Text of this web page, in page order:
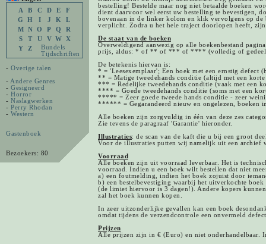
A
B C D E
F
G
H I J K
L
M
N O P Q
R
S
T U V W
X
Y
Z
Bundels
Tijdschriften
- Overige talen
- Andere Genres
- Gesigneerd
- Horror
- Naslagwerken
- Perry Rhodan
- Western
Gastenboek
Bezoekers: 80
bestelling! Bestelde maar nog niet betaalde boeken
dient daarvoor wel eerst uw bestelling te bevestigen,
bovenaan in de linker kolom en klik vervolgens op
verplicht. Zodra u het hele traject doorlopen heeft,
De staat van de boeken
Overweldigend aanwezig op alle boekenbestand
prijs, aldus: * of ** of *** of **** (volledig of
De betekenis hiervan is:
* = 'Leesexemplaar'; Een boek met een ernstig defect
** = Matige tweedehands conditie (altijd met een
*** = Redelijke tweedehands conditie (vaak met een
**** = Goede tweedehands conditie (soms met een
***** = Zeer goede tweede hands conditie - zeer
****** = Gegarandeerd nieuw en ongelezen, boeken
Alle boeken zijn zorgvuldig in één van deze zes
Zie tevens de paragraaf 'Garantie' hieronder.
Illustraties: de scan van de kaft die u bij een groot
Voor de illustraties putten wij namelijk uit een archief
Voorraad
Alle boeken zijn uit voorraad leverbaar. Het is
voorraad. Indien u een boek wilt bestellen dat niet
a) een foutmelding, indien het boek zojuist door
b) een bestelbevestiging waarbij het uitverkochte
(de limiet hiervoor is 3 dagen!). Andere kopers
zal het boek kunnen kopen.
In zeer uitzonderlijke gevallen kan een boek
omdat tijdens de verzendcontrole een onvermeld
Prijzen
Alle prijzen zijn in € (Euro) en niet onderhandelbaar.